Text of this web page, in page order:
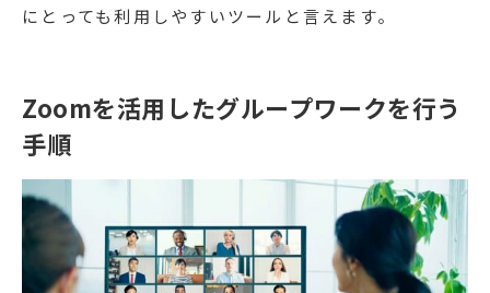
にとっても利用しやすいツールと言えます。
Zoomを活用したグループワークを行う
手順